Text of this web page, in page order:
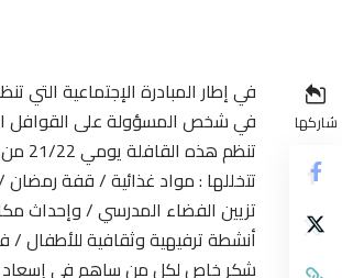
شاركها
في إطار المبادرة الإجتماعية التي
في شخص المسؤولة على القوافل
تنظم هذه القافلة يومي 21/22 من هذا الشهر إلى دوار تازروفت التابع لجماعة زاوية سيدي حمزة
تتخللها : مواد غذائية / قفة رمضان
تزيين الفضاء المدرسي / وإحداث
أنشطة ترفيهية وثقافية للأطفال /
شكر خاص لكل من ساهم في إسعاد